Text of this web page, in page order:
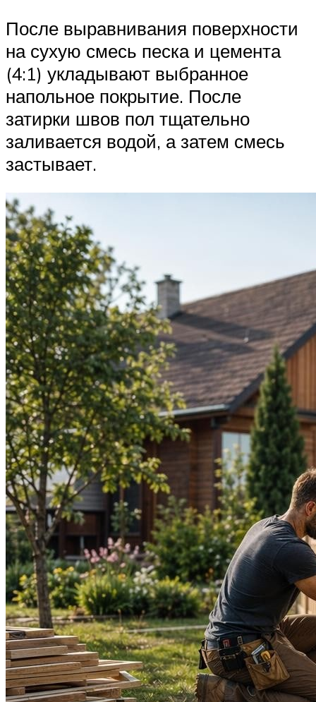
После выравнивания поверхности
на сухую смесь песка и цемента
(4:1) укладывают выбранное
напольное покрытие. После
затирки швов пол тщательно
заливается водой, а затем смесь
застывает.